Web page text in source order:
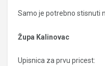
Samo je potrebno stisnuti
Župa Kalinovac
Upisnica za prvu pricest: